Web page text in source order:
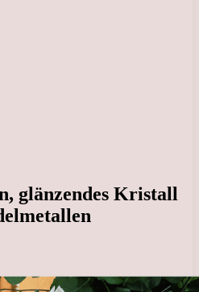
glänzendes Kristall